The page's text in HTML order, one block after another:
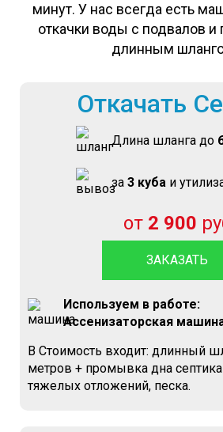
минут. У нас всегда есть
откачки воды с подвалов и
длинным
Откачать
Длина шланга до
за 3 кубаи
от 2 900
ЗАКАЗАТЬ
Используем в работе:
Ассенизаторская
В Стоимость входит: длинный
метров + промывка дна
тяжелых отложений, песка.